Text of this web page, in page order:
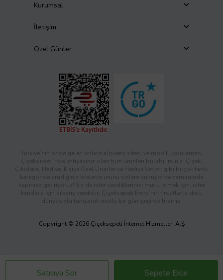
Satıcıya Sor Sepete Ekle
Kurumsal
İletişim
Özel Günler
Türkiye’nin önde gelen online alışveriş sitesi ve mobil uygulaması
Çiçeksepeti’nde, ihtiyacınız olan tüm ürünleri bulabilirsiniz. Çiçek,
Çikolata, Hediye, Kişiye Özel Ürünler ve Hediye Setleri gibi birçok farklı
kategoride aradığınız binlerce ürünü sizlere sunuyor ve zamanında
kapınıza getiriyoruz! Siz de ister sevdiklerinizi mutlu etmek için, ister
kendiniz için sipariş verebilir; Çiçeksepeti Extra’nın fırsatlarla dolu
dünyasıyla tanışarak mutlu bir gün geçirebilirsiniz.
Copyright © 2026 Çiçeksepeti İnternet Hizmetleri A.Ş